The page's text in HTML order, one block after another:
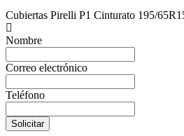
Cubiertas Pirelli P1 Cinturato 195/
Nombre
Correo electrónico
Teléfono
Solicitar